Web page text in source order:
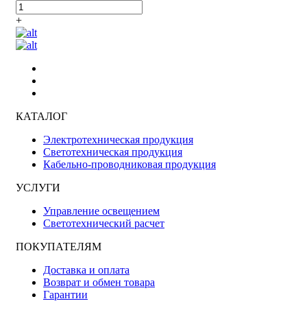
+
КАТАЛОГ
Электротехническая продукция
Светотехническая продукция
Кабельно-проводниковая продукция
УСЛУГИ
Управление освещением
Светотехнический расчет
ПОКУПАТЕЛЯМ
Доставка и оплата
Возврат и обмен товара
Гарантии